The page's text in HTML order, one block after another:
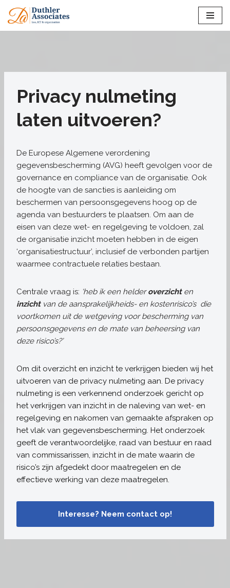
Privacy nulmeting
laten uitvoeren?
De Europese Algemene verordening
gegevensbescherming (AVG) heeft gevolgen voor de
governance en compliance van de organisatie. Ook
de hoogte van de sancties is aanleiding om
beschermen van persoonsgegevens hoog op de
agenda van bestuurders te plaatsen. Om aan de
eisen van deze wet- en regelgeving te voldoen, zal
de organisatie inzicht moeten hebben in de eigen
‘organisatiestructuur’, inclusief de verbonden partijen
waarmee contractuele relaties bestaan.
Centrale vraag is: ‘heb ik een helderoverzichten
inzichtvan de aansprakelijkheids- en kostenrisico’s die
voortkomen uit de wetgeving voor bescherming van
persoonsgegevens en de mate van beheersing van
deze risico’s?’
Om dit overzicht en inzicht te verkrijgen bieden wij het
uitvoeren van de privacy nulmeting aan. De privacy
nulmeting is een verkennend onderzoek gericht op
het verkrijgen van inzicht in de naleving van wet- en
regelgeving en nakomen van gemaakte afspraken op
het vlak van gegevensbescherming. Het onderzoek
geeft de verantwoordelijke, raad van bestuur en raad
van commissarissen, inzicht in de mate waarin de
risico’s zijn afgedekt door maatregelen en de
effectieve werking van deze maatregelen.
Interesse? Neem contact op!